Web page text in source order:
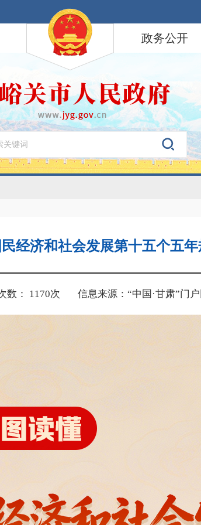
政务公开
经济和社会发展第十五个五
数： 1170次 信息来源：“中国·甘肃”门